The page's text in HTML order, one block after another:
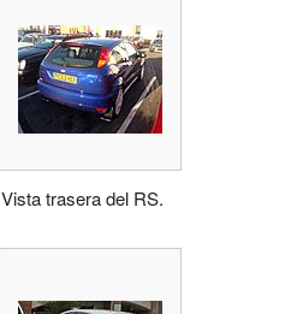
Vista trasera del RS.